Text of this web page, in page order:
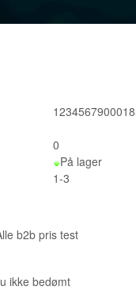
0
På lager
1-3
b2b pris test
ikke bedømt